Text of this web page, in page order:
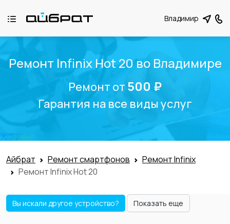
Владимир
Ремонт Infinix Hot 20 во Владимире
Ремонт от 500 ₽
Гарантия на все виды услуг
Айбрат Ремонт смартфонов
Ремонт Infinix
Ремонт Infinix Hot 20
Вы искали другое устройство? Показать еще